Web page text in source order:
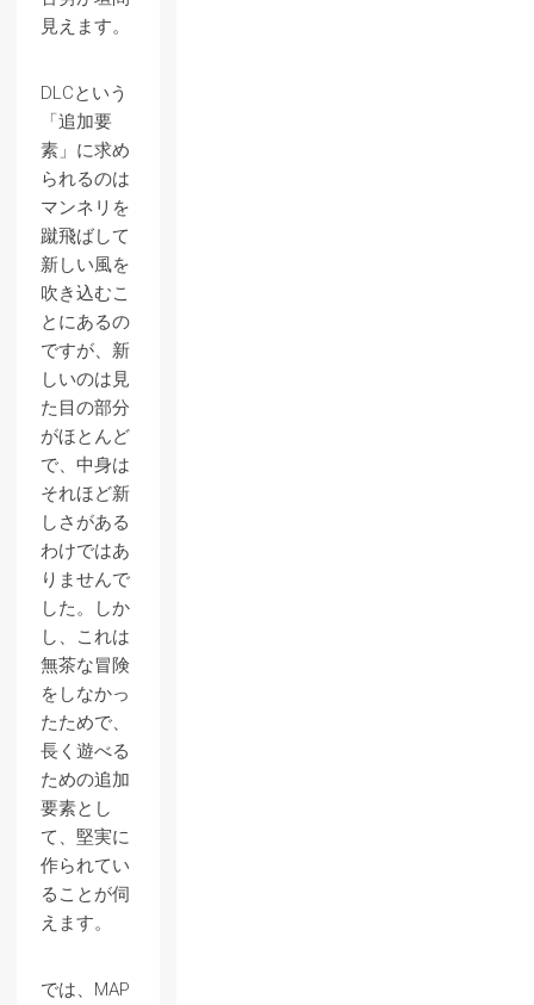
見えます。
DLCという
「追加要
素」に求め
られるのは
マンネリを
蹴飛ばして
新しい風を
吹き込むこ
とにあるの
ですが、新
しいのは見
た目の部分
がほとんど
で、中身は
それほど新
しさがある
わけではあ
りませんで
した。しか
し、これは
無茶な冒険
をしなかっ
たためで、
長く遊べる
ための追加
要素とし
て、堅実に
作られてい
ることが伺
えます。
では、MAP